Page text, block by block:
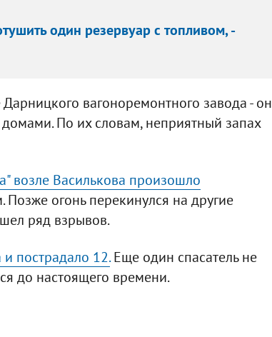
один резервуар с топливом, -
вагоноремонтного завода - он
По их словам, неприятный запах
возле Василькова произошло
огонь перекинулся на другие
ряд взрывов.
пострадало 12.Еще один спасатель не
до настоящего времени.